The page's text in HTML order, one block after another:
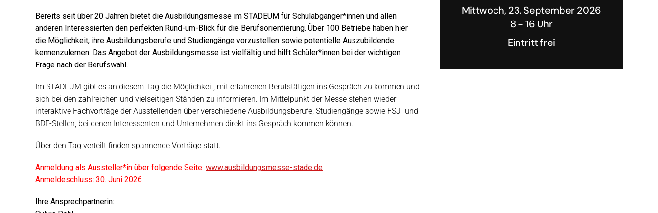
Bereits seit über 20 Jahren bietet die Ausbildungsmesse im STADEUM für Schulabgänger*innen und allen
anderen Interessierten den perfekten Rund-um-Blick für die Berufsorientierung. Über 100 Betriebe haben hier
die Möglichkeit, ihre Ausbildungsberufe und Studiengänge vorzustellen sowie potentielle Auszubildende
kennenzulernen. Das Angebot der Ausbildungsmesse ist vielfältig und hilft Schüler*innen bei der wichtigen
Frage nach der Berufswahl.
Im STADEUM gibt es an diesem Tag die Möglichkeit, mit erfahrenen Berufstätigen ins Gespräch zu kommen und
sich bei den zahlreichen und vielseitigen Ständen zu informieren. Im Mittelpunkt der Messe stehen wieder
interaktive Fachvorträge der Ausstellenden über verschiedene Ausbildungsberufe, Studiengänge sowie FSJ- und
BDF-Stellen, bei denen Interessenten und Unternehmen direkt ins Gespräch kommen können.
Über den Tag verteilt finden spannende Vorträge statt.
Anmeldung als Aussteller*in über folgende Seite: www.ausbildungsmesse-stade.de
Anmeldeschluss: 30. Juni 2026
Ihre Ansprechpartnerin:
Mittwoch, 23. September 2026
8 - 16 Uhr
Eintritt frei